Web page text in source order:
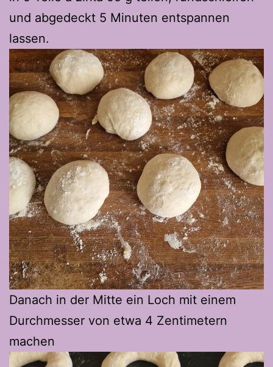
und abgedeckt 5 Minuten entspannen
lassen.
Danach in der Mitte ein Loch mit einem
Durchmesser von etwa 4 Zentimetern
machen